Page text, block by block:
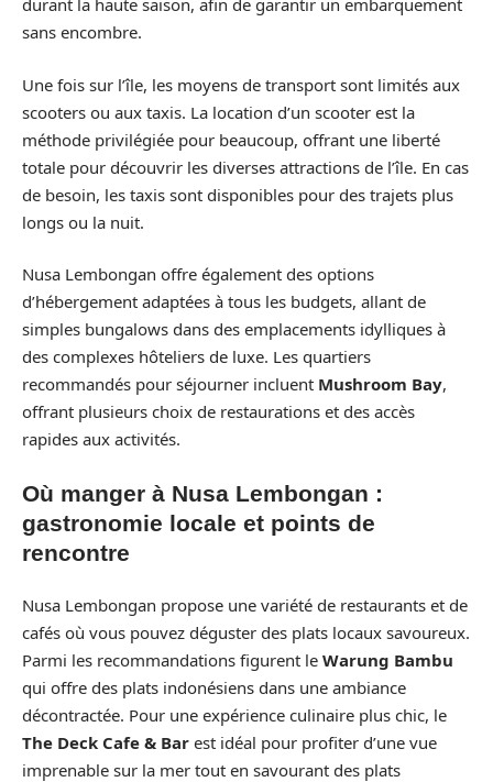
durant la haute saison, afin de garantir un embarquement
sans encombre.
Une fois sur l’île, les moyens de transport sont limités aux
scooters ou aux taxis. La location d’un scooter est la
méthode privilégiée pour beaucoup, offrant une liberté
totale pour découvrir les diverses attractions de l’île. En cas
de besoin, les taxis sont disponibles pour des trajets plus
longs ou la nuit.
Nusa Lembongan offre également des options
d’hébergement adaptées à tous les budgets, allant de
simples bungalows dans des emplacements idylliques à
des complexes hôteliers de luxe. Les quartiers
recommandés pour séjourner incluent Mushroom Bay,
offrant plusieurs choix de restaurations et des accès
rapides aux activités.
Où manger à Nusa Lembongan :
gastronomie locale et points de
rencontre
Nusa Lembongan propose une variété de restaurants et de
cafés où vous pouvez déguster des plats locaux savoureux.
Parmi les recommandations figurent le Warung Bambu
qui offre des plats indonésiens dans une ambiance
décontractée. Pour une expérience culinaire plus chic, le
The Deck Cafe & Bar est idéal pour profiter d’une vue
imprenable sur la mer tout en savourant des plats